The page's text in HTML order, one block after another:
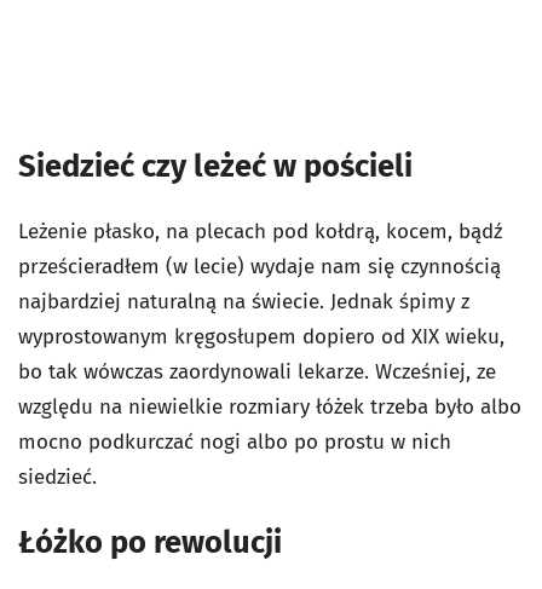
Siedzieć czy leżeć w pościeli
Leżenie płasko, na plecach pod kołdrą, kocem, bądź
prześcieradłem (w lecie) wydaje nam się czynnością
najbardziej naturalną na świecie. Jednak śpimy z
wyprostowanym kręgosłupem dopiero od XIX wieku,
bo tak wówczas zaordynowali lekarze. Wcześniej, ze
względu na niewielkie rozmiary łóżek trzeba było albo
mocno podkurczać nogi albo po prostu w nich
siedzieć.
Łóżko po rewolucji